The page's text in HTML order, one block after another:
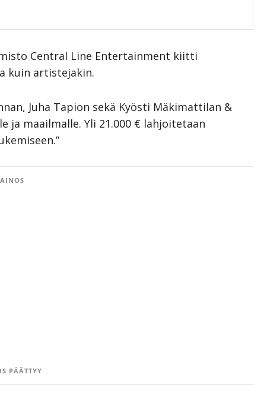
Central Line Entertainment kiitti
kuin artistejakin.
Juha Tapion sekä Kyösti Mäkimattilan &
ja maailmalle. Yli 21.000 € lahjoitetaan
PÄÄTTYY